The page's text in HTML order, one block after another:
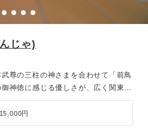
じゃ)
尊の三柱の神さまを合わせて「前鳥
神徳に感じる優しさが、広く関東一
から学問や就職の神として親しま
、「四之宮大明神」とも呼ばれ、
豊かな境内は「森の前鳥神社」とし
円